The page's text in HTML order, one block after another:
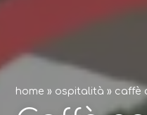
home » ospitalità » caffè